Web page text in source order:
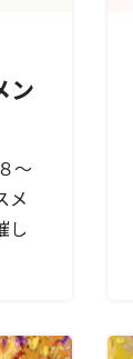
ン
～
メ
し